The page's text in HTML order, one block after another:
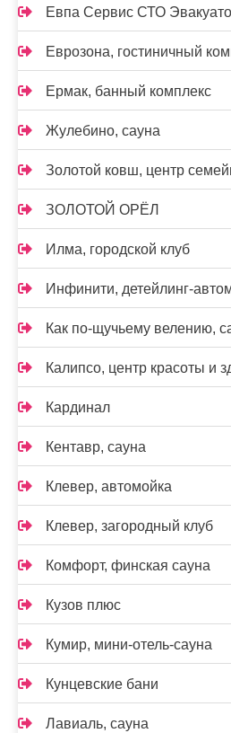
Евпа Сервис СТО
Еврозона, гостиничный
Ермак, банный комплекс
Жулебино, сауна
Золотой ковш, центр
ЗОЛОТОЙ ОРЁЛ
Илма, городской клуб
Инфинити, детейлинг-
Как по-щучьему велению,
Калипсо, центр красоты и
Кардинал
Кентавр, сауна
Клевер, автомойка
Клевер, загородный клуб
Комфорт, финская сауна
Кузов плюс
Кумир, мини-отель-сауна
Кунцевские бани
Лавиаль, сауна